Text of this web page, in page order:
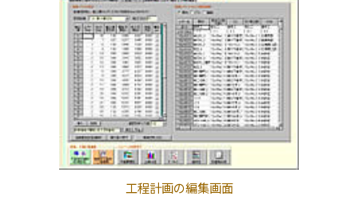
工程計画の編集画面